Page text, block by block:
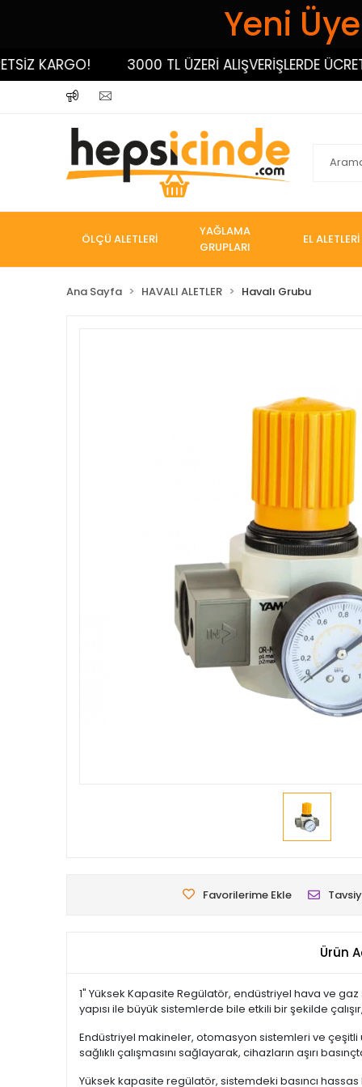
Yeni
KARGO! 3000 TL ÜZERİ ALIŞVERİŞLERDE
ÖLÇÜ ALETLERİ
YAĞLAMA
GRUPLARI
EL ALETLERİ
Ana Sayfa HAVALI ALETLER Havalı Grubu
Favorilerime Ekle
Ürün
1" Yüksek Kapasite Regülatör, endüstriyel hava ve
yapısı ile büyük sistemlerde bile etkili bir şekilde
Endüstriyel makineler, otomasyon sistemleri ve
sağlıklı çalışmasını sağlayarak, cihazların aşırı
Yüksek kapasite regülatör, sistemdeki basıncı